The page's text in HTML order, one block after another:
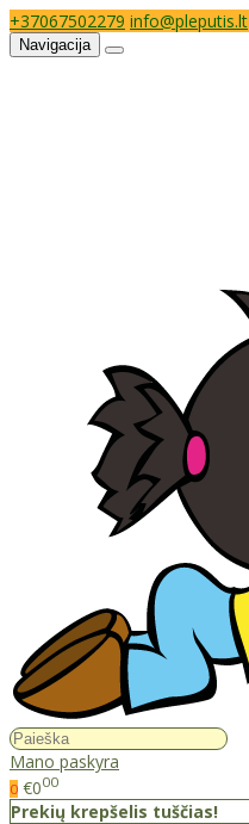
+37067502279 info@pleputis.lt
Navigacija
Mano paskyra
0 €000
Prekių krepšelis tuščias!